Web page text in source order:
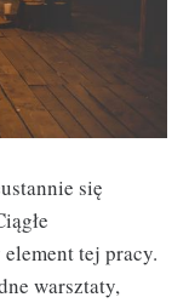
się
tej pracy.
warsztaty,